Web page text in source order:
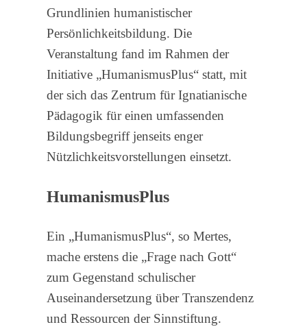
Grundlinien humanistischer
Persönlichkeitsbildung. Die
Veranstaltung fand im Rahmen der
Initiative „HumanismusPlus“ statt, mit
der sich das Zentrum für Ignatianische
Pädagogik für einen umfassenden
Bildungsbegriff jenseits enger
Nützlichkeitsvorstellungen einsetzt.
HumanismusPlus
Ein „HumanismusPlus“, so Mertes,
mache erstens die „Frage nach Gott“
zum Gegenstand schulischer
Auseinandersetzung über Transzendenz
und Ressourcen der Sinnstiftung.